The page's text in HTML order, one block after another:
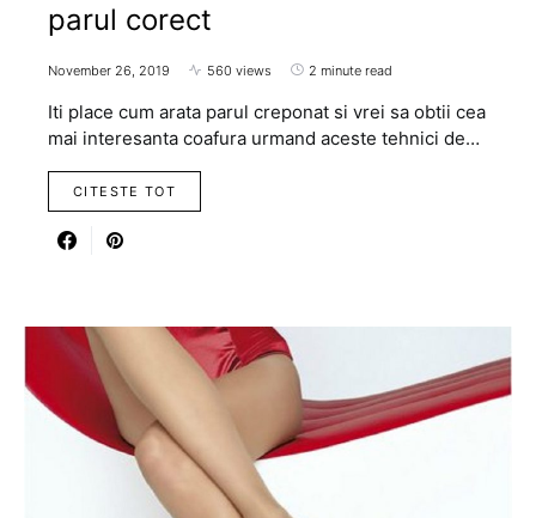
parul corect
November 26, 2019 560 views 2 minute read
Iti place cum arata parul creponat si vrei sa obtii cea
mai interesanta coafura urmand aceste tehnici de…
CITESTE TOT